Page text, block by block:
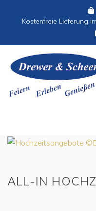
Kostenfreie Lieferung
ALL-IN